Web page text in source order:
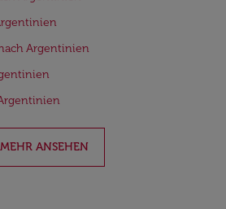
Argentinien
MEHR ANSEHEN